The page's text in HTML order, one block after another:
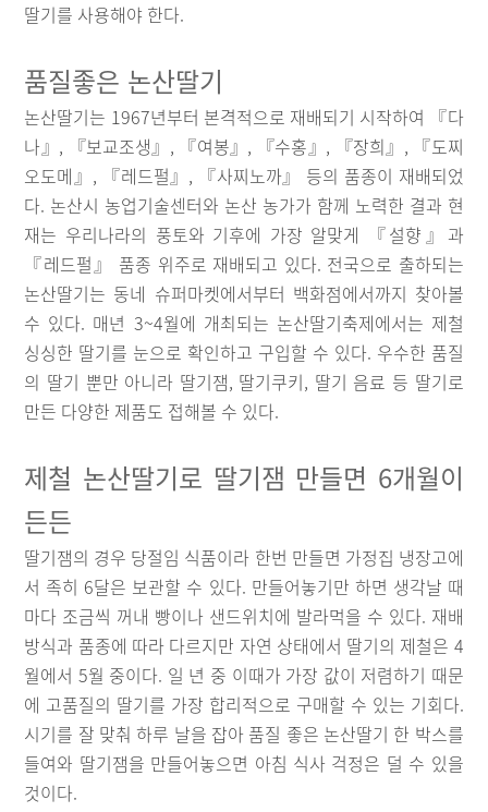
딸기를 사용해야 한다.
품질좋은 논산딸기
논산딸기는 1967년부터 본격적으로 재배되기 시작하여 『다
나』, 『보교조생』, 『여봉』, 『수홍』, 『장희』, 『도찌
오도메』, 『레드펄』, 『사찌노까』 등의 품종이 재배되었
다. 논산시 농업기술센터와 논산 농가가 함께 노력한 결과 현
재는 우리나라의 풍토와 기후에 가장 알맞게 『설향』과
『레드펄』 품종 위주로 재배되고 있다. 전국으로 출하되는
논산딸기는 동네 슈퍼마켓에서부터 백화점에서까지 찾아볼
수 있다. 매년 3~4월에 개최되는 논산딸기축제에서는 제철
싱싱한 딸기를 눈으로 확인하고 구입할 수 있다. 우수한 품질
의 딸기 뿐만 아니라 딸기잼, 딸기쿠키, 딸기 음료 등 딸기로
만든 다양한 제품도 접해볼 수 있다.
제철 논산딸기로 딸기잼 만들면 6개월이
든든
딸기잼의 경우 당절임 식품이라 한번 만들면 가정집 냉장고에
서 족히 6달은 보관할 수 있다. 만들어놓기만 하면 생각날 때
마다 조금씩 꺼내 빵이나 샌드위치에 발라먹을 수 있다. 재배
방식과 품종에 따라 다르지만 자연 상태에서 딸기의 제철은 4
월에서 5월 중이다. 일 년 중 이때가 가장 값이 저렴하기 때문
에 고품질의 딸기를 가장 합리적으로 구매할 수 있는 기회다.
시기를 잘 맞춰 하루 날을 잡아 품질 좋은 논산딸기 한 박스를
들여와 딸기잼을 만들어놓으면 아침 식사 걱정은 덜 수 있을
것이다.